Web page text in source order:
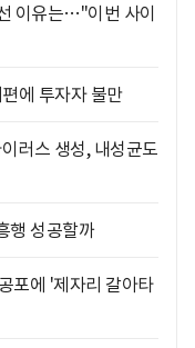
이유는…"이번 사이
에 투자자 불만
러스 생성, 내성균도
행 성공할까
포에 '제자리 갈아타